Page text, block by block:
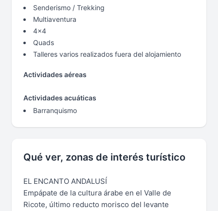
Senderismo / Trekking
Multiaventura
4x4
Quads
Talleres varios realizados fuera del alojamiento
Actividades aéreas
Actividades acuáticas
Barranquismo
Qué ver, zonas de interés turístico
EL ENCANTO ANDALUSÍ
Empápate de la cultura árabe en el Valle de
Ricote, último reducto morisco del levante